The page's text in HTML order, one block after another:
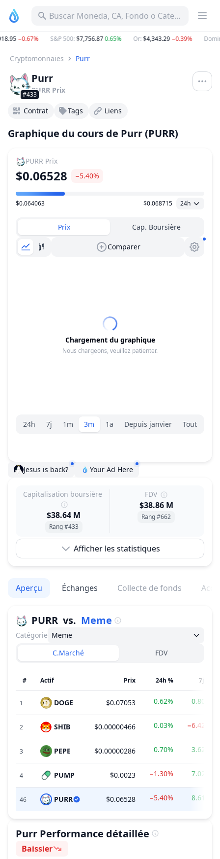
Buscar Moneda, CA, Fondo o Categoría
−0.67% S&P 500:$7,756.870.65% Or:$4,343.29−0.39%
Cryptomonnaies Purr
#433
Purr
PURR Prix
Contrat Tags Liens
Graphique du cours de Purr (PURR)
PURR Prix
$0.06528 −5.40%
Plage de prix
$0.064063 $0.068715 24h
Prix Cap. Boursière
Comparer
Chargement du graphique
Nous chargeons, veuillez patienter.
Sélecteur de plage.
24h 7j 1m 3m 1a Depuis janvier Tout
Jesus is back? Your Ad Here
Capitalisation boursière
$38.64 M
Rang #433
FDV
$38.86 M
Rang #662
Afficher les statistiques
Aperçu Échanges Collecte de fonds
PURR vs. Meme
Catégorie Meme
C.Marché
FDV
# Actif Prix 24h % 7j %
1 DOGE $0.07053 0.62% 0.80%
2 SHIB $0.00000466 0.03% −6.42%
3 PEPE $0.00000286 0.70% 3.62%
4 PUMP $0.0023 −1.30% 7.02%
46 PURR $0.06528 −5.40% 8.61%
Purr Performance détaillée
Sentiment
Baissier